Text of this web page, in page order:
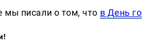
мы писали о том, что в День